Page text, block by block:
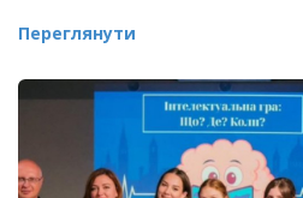
Переглянути